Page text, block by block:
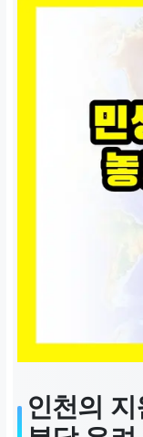
인천의